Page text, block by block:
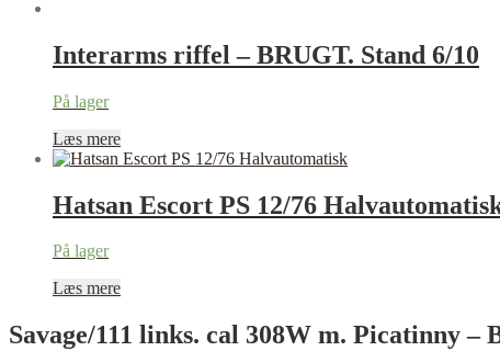
Interarms riffel – BRUGT. Stand 6/10
På lager
Læs mere
Hatsan Escort PS 12/76
På lager
Læs mere
Savage/111 links. cal 308W m. Picatinny –